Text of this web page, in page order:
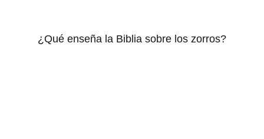
¿Qué enseña la Biblia sobre los zorros?